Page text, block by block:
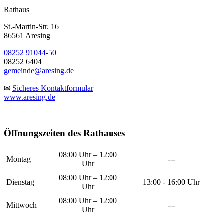
Rathaus
St.-Martin-Str. 16
86561 Aresing
08252 91044-50
08252 6404
gemeinde@aresing.de
✉ Sicheres Kontaktformular
www.aresing.de
Öffnungszeiten des Rathauses
Montag
08:00 Uhr – 12:00
Uhr
---
Dienstag
08:00 Uhr – 12:00
Uhr
13:00 - 16:00 Uhr
Mittwoch
08:00 Uhr – 12:00
Uhr
---